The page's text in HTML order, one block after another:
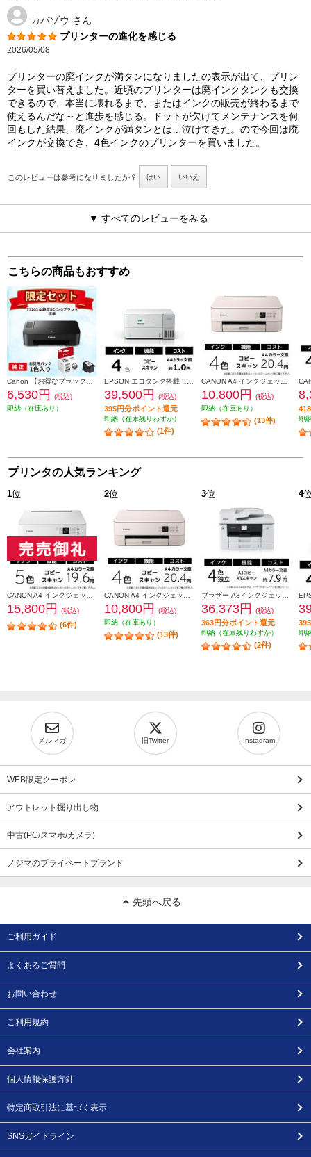
カバゾウ さん
プリンターの進化を感じる
2026/05/08
プリンターの廃インクが満タンになりましたの表示が出て、プリン
ターを買い替えました。近頃のプリンターは廃インクタンクも交換
できるので、本当に壊れるまで、またはインクの販売が終わるまで
使えるんだな～と進歩を感じる。ドットが欠けてメンテナンスを何
回もした結果、廃インクが満タンとは…泣けてきた。ので今回は廃
インクが交換でき、4色インクのプリンターを買いました。
このレビューは参考になりましたか？ はい いいえ
▼ すべてのレビューをみる
こちらの商品もおすすめ
6,530円
(税込)
即納（在庫あり）
39,500円 (税込)
395円分ポイント還元
即納（在庫残りわずか）
(1件)
10,800円
(税込)
即納（在庫あり）
(13件) 即
プリンタの人気ランキング
1位
15,800円 (税込)
(6件)
2位
10,800円
(税込)
即納（在庫あり）
(13件)
3位
36,373円 (税込)
363円分ポイント還元
即納（在庫残りわずか）
(2件)
4
即
メルマガ 旧Twitter Instagram
WEB限定クーポン
アウトレット掘り出し物
中古(PC/スマホ/カメラ)
ノジマのプライベートブランド
先頭へ戻る
ご利用ガイド
よくあるご質問
お問い合わせ
ご利用規約
会社案内
個人情報保護方針
特定商取引法に基づく表示
SNSガイドライン